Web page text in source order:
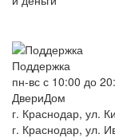
Поддержка
пн-вс с 10:00 до
ДвериДом
г. Краснодар, ул.
г. Краснодар, ул.